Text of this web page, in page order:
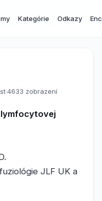
Kategórie Odkazy
·4633 zobrazení
lymfocytovej
JLF UK a